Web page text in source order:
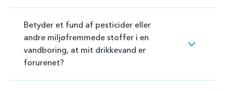
Betyder et fund af pesticider eller
andre miljøfremmede stoffer i en
vandboring, at mit drikkevand er
forurenet?